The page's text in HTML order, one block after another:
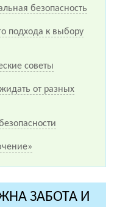
безопасность
подхода к выбору
советы
от разных
ЗАБОТА И